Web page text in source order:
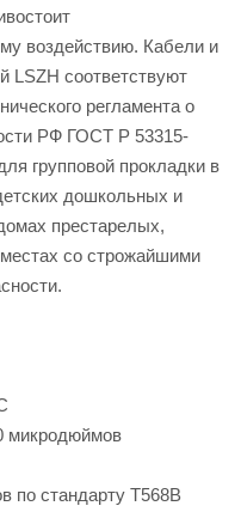
воздействию. Кабели и
LSZH соответствуют
регламента о
РФ ГОСТ Р 53315-
групповой прокладки в
дошкольных и
престарелых,
со строжайшими
микродюймов
стандарту T568B